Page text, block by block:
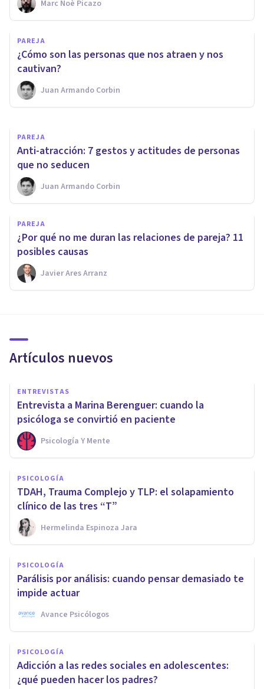
Marc Noè Picazo
PAREJA
​¿Cómo son las personas que nos atraen y nos
cautivan?
Juan Armando Corbin
12 claves para conectar con tu
pareja
Nahum Montagud Rubio
PAREJA
​Anti-atracción: 7 gestos y actitudes de personas
que no seducen
Juan Armando Corbin
PAREJA
¿Por qué no me duran las relaciones de pareja? 11
posibles causas
Javier Ares Arranz
Artículos nuevos
ENTREVISTAS
Entrevista a Marina Berenguer: cuando la
psicóloga se convirtió en paciente
Psicología Y Mente
PSICOLOGÍA
TDAH, Trauma Complejo y TLP: el solapamiento
clínico de las tres “T”
Hermelinda Espinoza Jara
PSICOLOGÍA
Parálisis por análisis: cuando pensar demasiado te
impide actuar
Avance Psicólogos
PSICOLOGÍA
Adicción a las redes sociales en adolescentes:
¿qué pueden hacer los padres?